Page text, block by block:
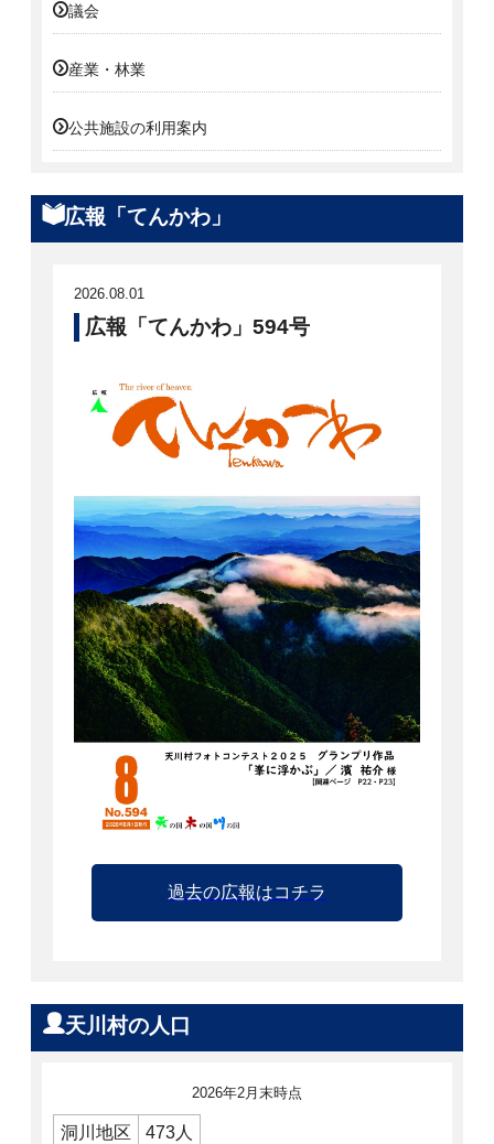
議会
産業・林業
公共施設の利用案内
広報「てんかわ」
2026.08.01
広報「てんかわ」594号
過去の広報はコチラ
天川村の人口
2026年2月末時点
洞川地区
473人